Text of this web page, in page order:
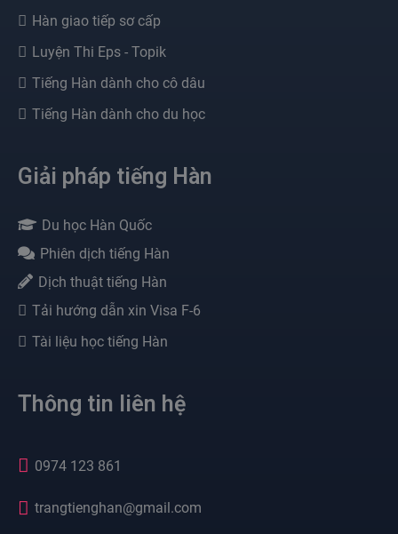
Hàn giao tiếp sơ cấp
Luyện Thi Eps - Topik
Tiếng Hàn dành cho cô dâu
Tiếng Hàn dành cho du học
Giải pháp tiếng Hàn
Du học Hàn Quốc
Phiên dịch tiếng Hàn
Dịch thuật tiếng Hàn
Tải hướng dẫn xin Visa F-6
Tài liệu học tiếng Hàn
Thông tin liên hệ
0974 123 861
trangtienghan@gmail.com